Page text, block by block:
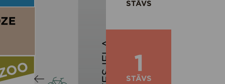
STĀVS
1
STĀVS